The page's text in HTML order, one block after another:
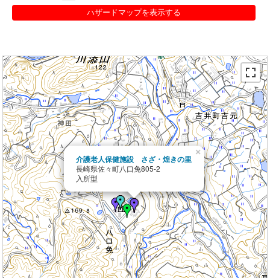
ハザードマップを表示する
介護老人保健施設 さざ・煌きの里
長崎県佐々町八口免805-2
入所型
×